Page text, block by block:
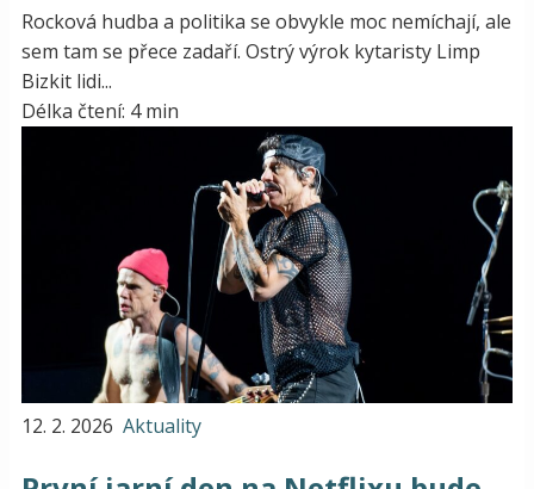
Rocková hudba a politika se obvykle moc nemíchají, ale
sem tam se přece zadaří. Ostrý výrok kytaristy Limp
Bizkit lidi...
Délka čtení: 4 min
12. 2. 2026 Aktuality